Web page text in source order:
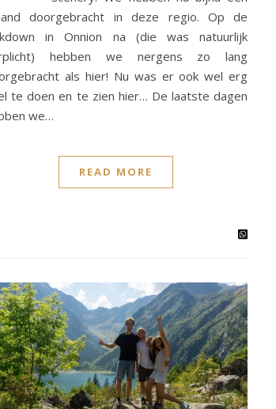
doorgebracht in deze regio. Op de
in Onnion na (die was natuurlijk
hebben we nergens zo lang
als hier! Nu was er ook wel erg
te doen en te zien hier… De laatste dagen
we…
READ MORE